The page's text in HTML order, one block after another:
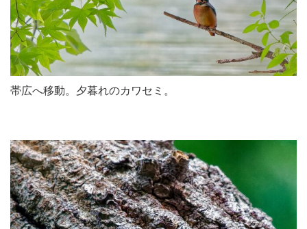
帯広へ移動。夕暮れのカワセミ。